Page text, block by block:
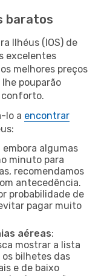
baratos
Ilhéus (IOS) de
excelentes
melhores preços
pouparão
conforto.
lo a encontrar
embora algumas
minuto para
recomendamos
antecedência.
probabilidade de
pagar muito
aéreas:
mostrar a lista
bilhetes das
e de baixo